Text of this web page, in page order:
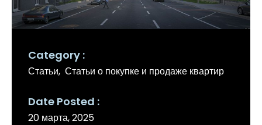
Category
Статьи Статьи о покупке и продаже квартир
Date Posted
20 марта, 2025